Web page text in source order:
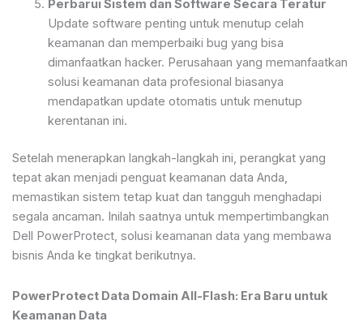
Perbarui Sistem dan Software Secara Teratur
Update software penting untuk menutup celah
keamanan dan memperbaiki bug yang bisa
dimanfaatkan hacker. Perusahaan yang memanfaatkan
solusi keamanan data profesional biasanya
mendapatkan update otomatis untuk menutup
kerentanan ini.
Setelah menerapkan langkah-langkah ini, perangkat yang
tepat akan menjadi penguat keamanan data Anda,
memastikan sistem tetap kuat dan tangguh menghadapi
segala ancaman. Inilah saatnya untuk mempertimbangkan
Dell PowerProtect, solusi keamanan data yang membawa
bisnis Anda ke tingkat berikutnya.
PowerProtect Data Domain All-Flash: Era Baru untuk
Keamanan Data